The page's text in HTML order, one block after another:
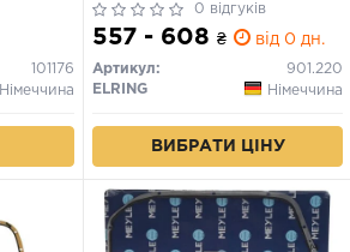
101176
Німеччина
передач
0 відгуків
557 - 608 ₴ від 0 дн.
Артикул:
901.220
ELRING
Німеччина
ВИБРАТИ ЦІНУ